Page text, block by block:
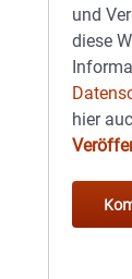
und
diese
hier